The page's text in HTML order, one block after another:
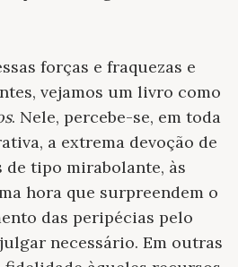
forças e fraquezas e
vejamos um livro como
. Nele, percebe-se, em toda
a extrema devoção de
de tipo mirabolante, às
hora que surpreendem o
das peripécias pelo
necessário. Em outras